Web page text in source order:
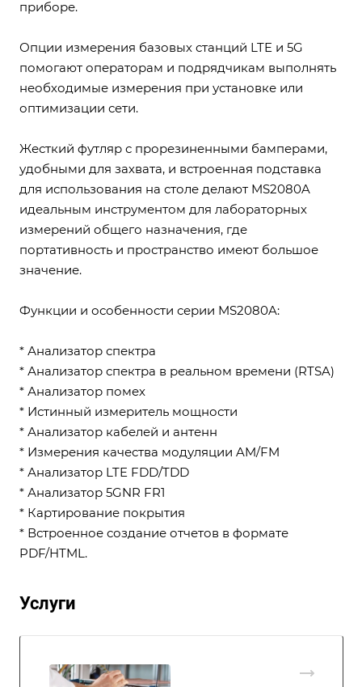
приборе.
Опции измерения базовых станций LTE и 5G
помогают операторам и подрядчикам выполнять
необходимые измерения при установке или
оптимизации сети.
Жесткий футляр с прорезиненными бамперами,
удобными для захвата, и встроенная подставка
для использования на столе делают MS2080A
идеальным инструментом для лабораторных
измерений общего назначения, где
портативность и пространство имеют большое
значение.
Функции и особенности серии MS2080A:
* Анализатор спектра
* Анализатор спектра в реальном времени (RTSA)
* Анализатор помех
* Истинный измеритель мощности
* Анализатор кабелей и антенн
* Измерения качества модуляции AM/FM
* Анализатор LTE FDD/TDD
* Анализатор 5GNR FR1
* Картирование покрытия
* Встроенное создание отчетов в формате
PDF/HTML.
Услуги